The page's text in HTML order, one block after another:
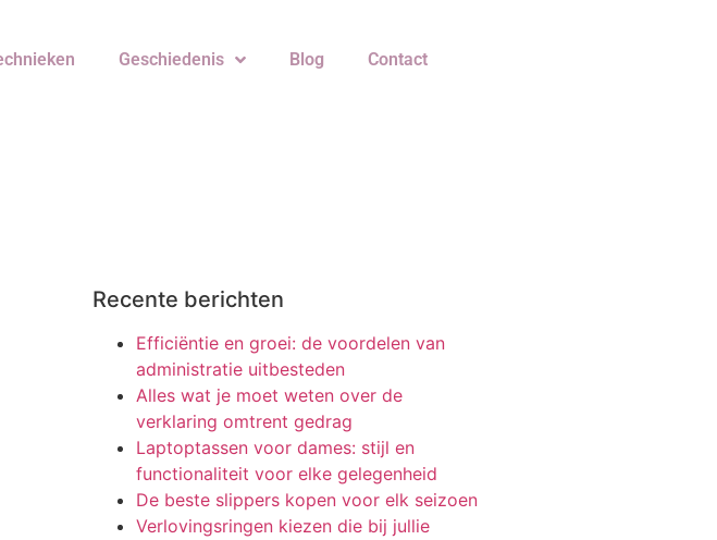
Geschiedenis Blog Contact
Recente berichten
Efficiëntie en groei: de voordelen van
administratie uitbesteden
Alles wat je moet weten over de
verklaring omtrent gedrag
Laptoptassen voor dames: stijl en
functionaliteit voor elke gelegenheid
De beste slippers kopen voor elk seizoen
Verlovingsringen kiezen die bij jullie